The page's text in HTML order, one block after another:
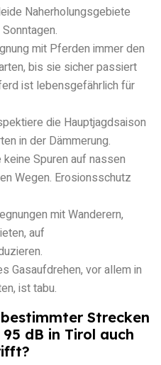
Naherholungsgebiete
mit Pferden immer den
bis sie sicher passiert
ist lebensgefährlich für
die Hauptjagdsaison
in der Dämmerung.
Spuren auf nassen
Wegen. Erosionsschutz
mit Wanderern,
auf
Gasaufdrehen, vor allem in
ist tabu.
Strecken
dB in Tirol auch